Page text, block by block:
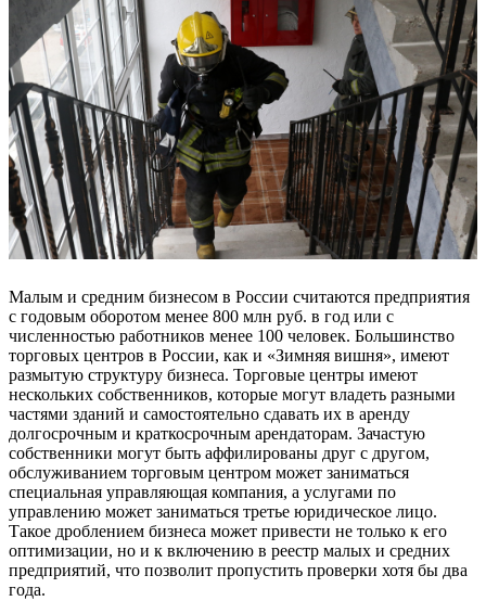
Малым и средним бизнесом в России считаются предприятия
с годовым оборотом менее 800 млн руб. в год или с
численностью работников менее 100 человек. Большинство
торговых центров в России, как и «Зимняя вишня», имеют
размытую структуру бизнеса. Торговые центры имеют
нескольких собственников, которые могут владеть разными
частями зданий и самостоятельно сдавать их в аренду
долгосрочным и краткосрочным арендаторам. Зачастую
собственники могут быть аффилированы друг с другом,
обслуживанием торговым центром может заниматься
специальная управляющая компания, а услугами по
управлению может заниматься третье юридическое лицо.
Такое дроблением бизнеса может привести не только к его
оптимизации, но и к включению в реестр малых и средних
предприятий, что позволит пропустить проверки хотя бы два
года.